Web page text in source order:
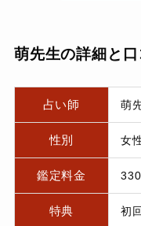
萌先生の詳細と口
占い師 萌
性別 女
鑑定料金
特典 初